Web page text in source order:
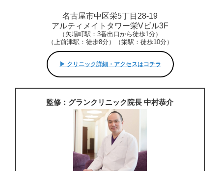
名古屋市中区栄5丁目28-19
アルティメイトタワー栄Vビル3F
（矢場町駅：3番出口から徒歩1分）
（上前津駅：徒歩8分）（栄駅：徒歩10分）
▶︎ クリニック詳細・アクセスはコチラ
監修：グランクリニック院長 中村恭介